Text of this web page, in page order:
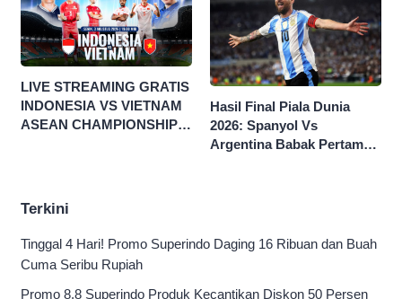
LIVE STREAMING GRATIS
INDONESIA VS VIETNAM
ASEAN CHAMPIONSHIP
Hasil Final Piala Dunia
2026: Spanyol Vs
Argentina Babak Pertama
Terkini
Tinggal 4 Hari! Promo Superindo Daging 16 Ribuan dan Buah
Cuma Seribu Rupiah
Promo 8.8 Superindo Produk Kecantikan Diskon 50 Persen